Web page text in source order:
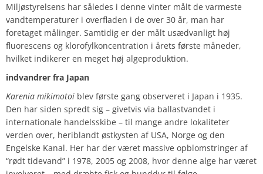
Miljøstyrelsens har således i denne vinter målt de varmeste
vandtemperaturer i overfladen i de over 30 år, man har
foretaget målinger. Samtidig er der målt usædvanligt høj
fluorescens og klorofylkoncentration i årets første måneder,
hvilket indikerer en meget høj algeproduktion.
indvandrer fra Japan
Karenia mikimotoi blev første gang observeret i Japan i 1935.
Den har siden spredt sig – givetvis via ballastvandet i
internationale handelsskibe – til mange andre lokaliteter
verden over, heriblandt østkysten af USA, Norge og den
Engelske Kanal. Her har der været massive opblomstringer af
“rødt tidevand” i 1978, 2005 og 2008, hvor denne alge har været